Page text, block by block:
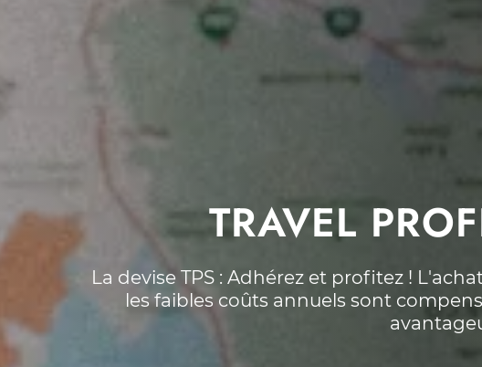
TRAVEL
La devise TPS : Adhérez et profitez !
les faibles coûts annuels sont